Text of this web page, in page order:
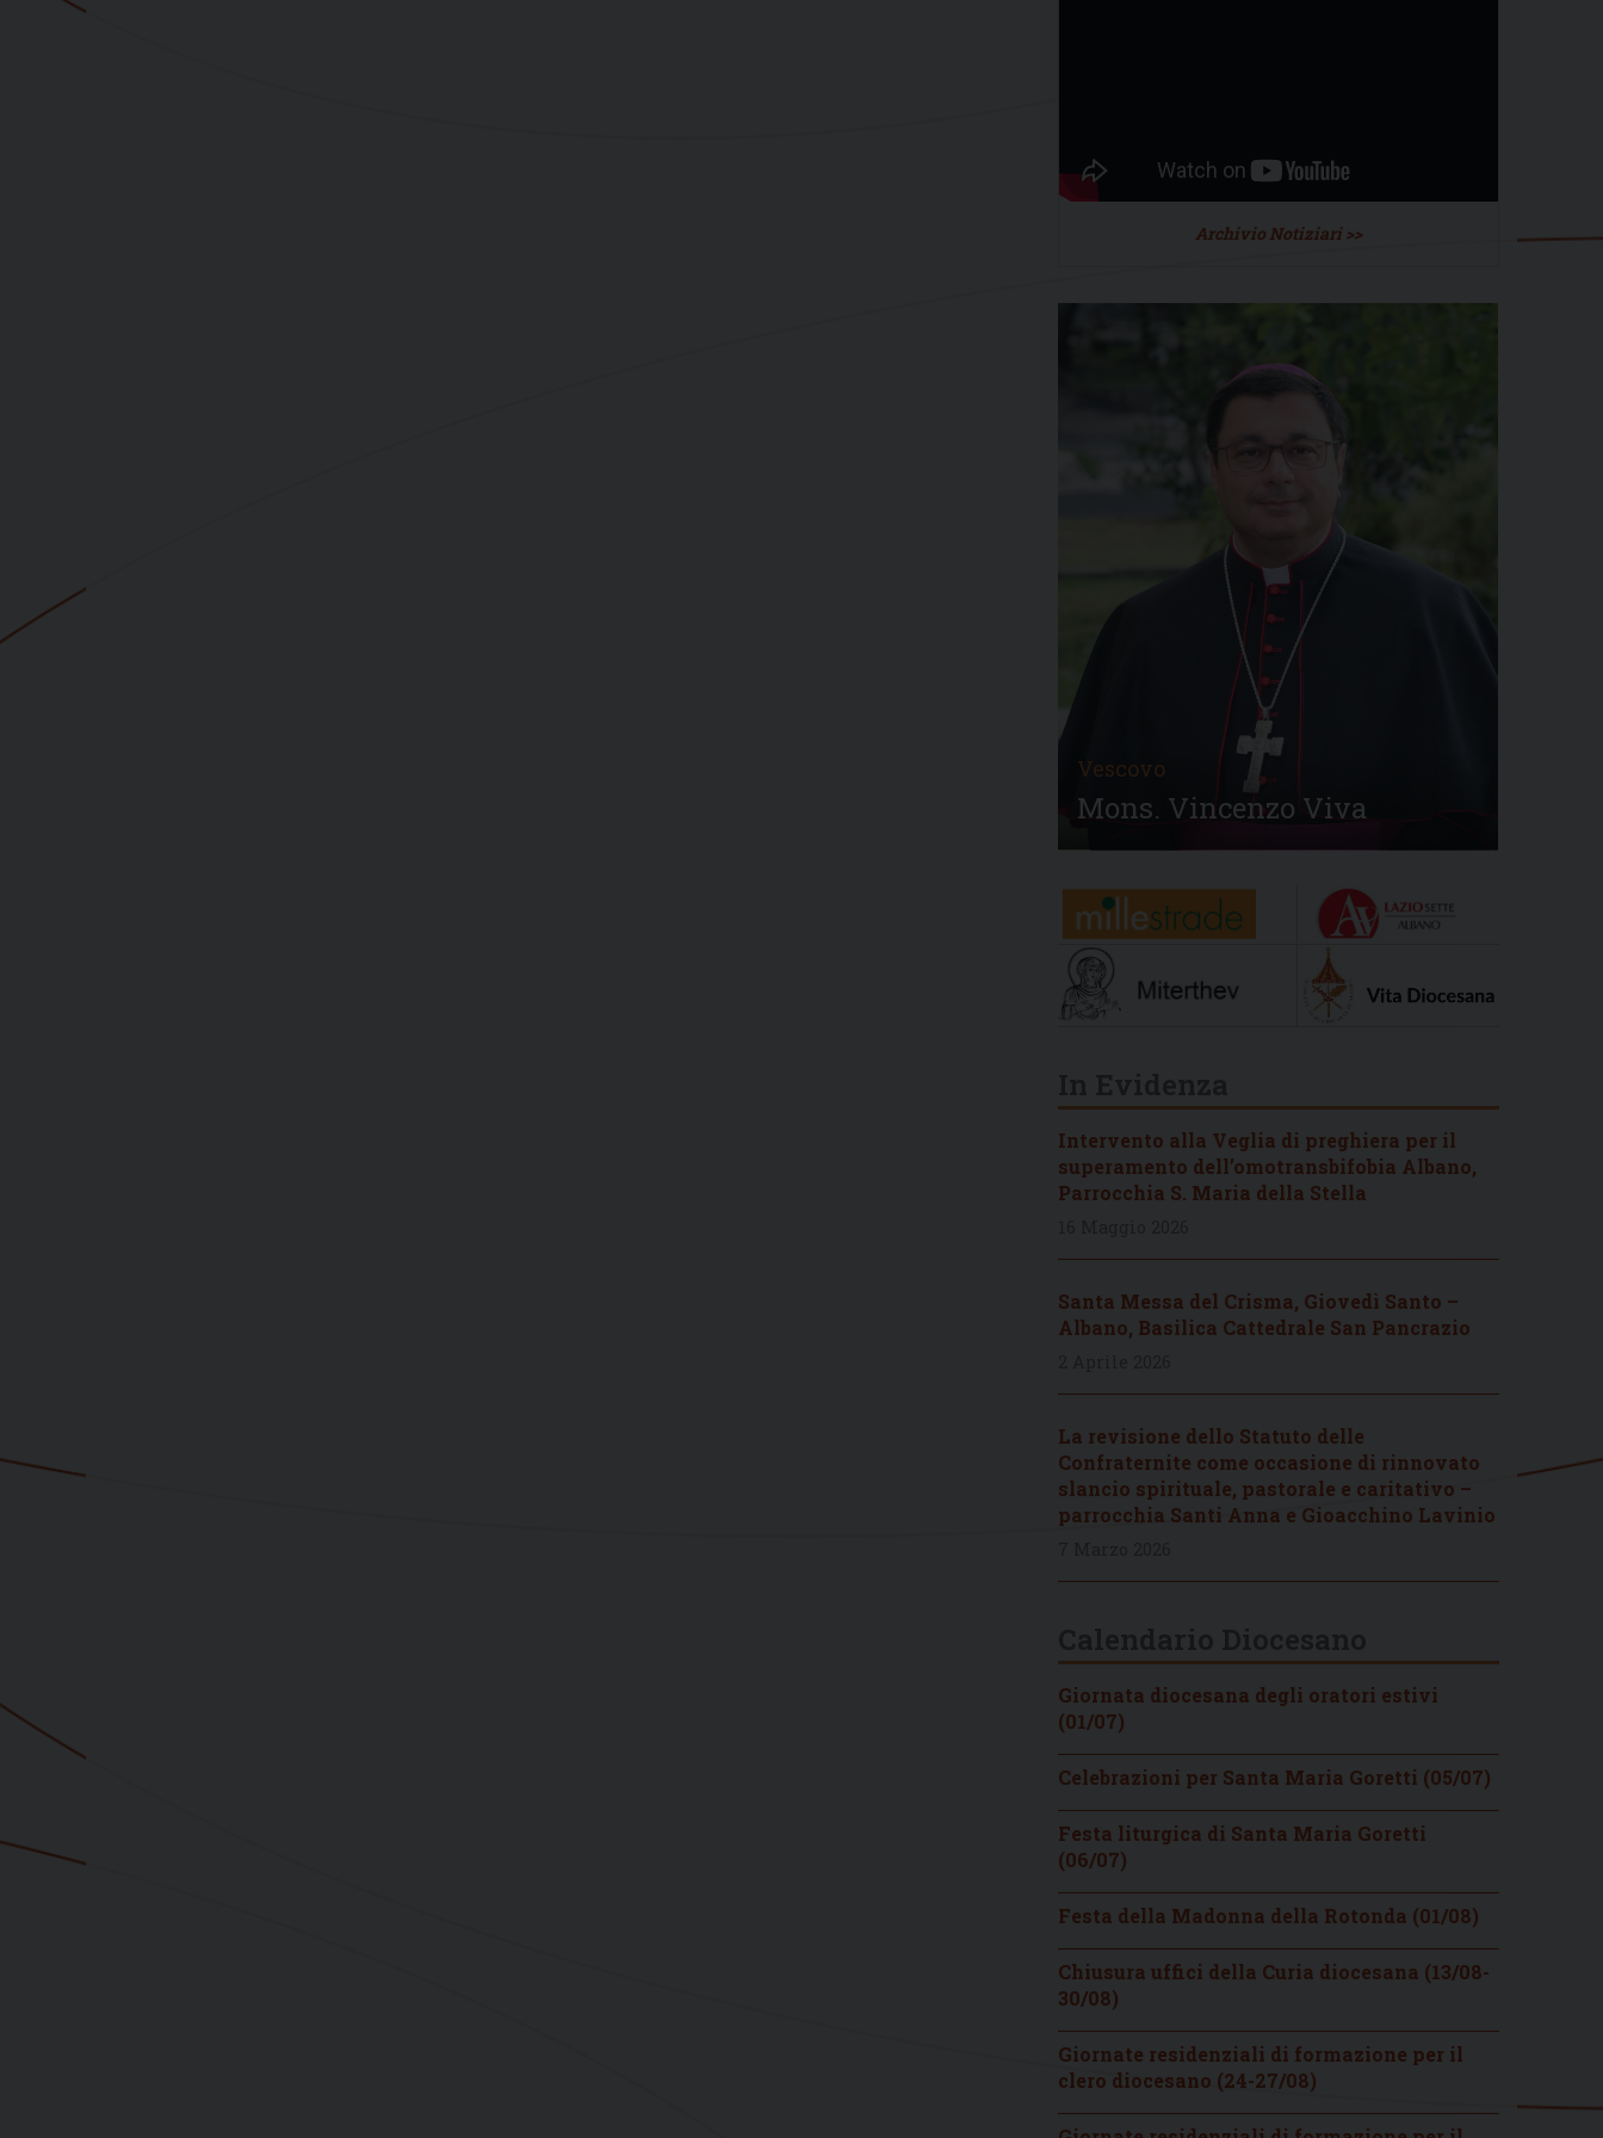
Archivio Notiziari >>
Vescovo
Mons. Vincenzo Viva
Intervento alla Veglia di preghiera per il
superamento dell’omotransbifobia Albano,
Parrocchia S. Maria della Stella
Santa Messa del Crisma, Giovedì Santo –
Albano, Basilica Cattedrale San Pancrazio
La revisione dello Statuto delle
Confraternite come occasione di rinnovato
slancio spirituale, pastorale e caritativo –
parrocchia Santi Anna e Gioacchino Lavinio
Giornata diocesana degli oratori estivi
(01/07)
Celebrazioni per Santa Maria Goretti (05/07)
Festa liturgica di Santa Maria Goretti
(06/07)
Festa della Madonna della Rotonda (01/08)
Chiusura uffici della Curia diocesana (13/08-
30/08)
Giornate residenziali di formazione per il
clero diocesano (24-27/08)